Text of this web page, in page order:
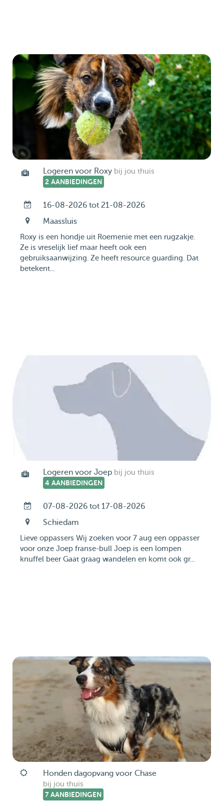
Logeren voor Roxy bij jou thuis
2 AANBIEDINGEN
16-08-2026 tot 21-08-2026
Maassluis
Roxy is een hondje uit Roemenie met een rugzakje.
Ze is vreselijk lief maar heeft ook een
gebruiksaanwijzing. Ze heeft resource guarding. Dat
betekent...
Logeren voor Joep bij jou thuis
4 AANBIEDINGEN
07-08-2026 tot 17-08-2026
Schiedam
Lieve oppassers Wij zoeken voor 7 aug een oppasser
voor onze Joep franse-bull Joep is een lompen
knuffel beer Gaat graag wandelen en komt ook gr...
Honden dagopvang voor Chase
bij jou thuis
7 AANBIEDINGEN